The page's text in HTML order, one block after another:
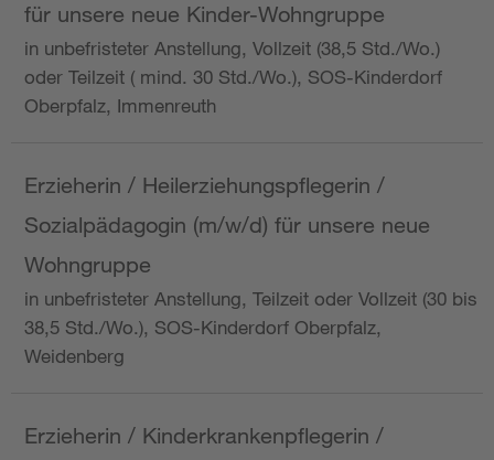
für unsere neue Kinder-Wohngruppe
in unbefristeter Anstellung, Vollzeit (38,5 Std./Wo.)
oder Teilzeit ( mind. 30 Std./Wo.), SOS-Kinderdorf
Oberpfalz, Immenreuth
Erzieherin / Heilerziehungspflegerin /
Sozialpädagogin (m/w/d) für unsere neue
Wohngruppe
in unbefristeter Anstellung, Teilzeit oder Vollzeit (30 bis
38,5 Std./Wo.), SOS-Kinderdorf Oberpfalz,
Weidenberg
Erzieherin / Kinderkrankenpflegerin /